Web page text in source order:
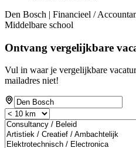
Den Bosch | Financieel /
Middelbare school
Ontvang vergelijkbare
Vul in waar je vergelijkbare
mailadres niet!